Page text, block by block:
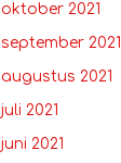
oktober 2021
september 2021
augustus 2021
juli 2021
juni 2021